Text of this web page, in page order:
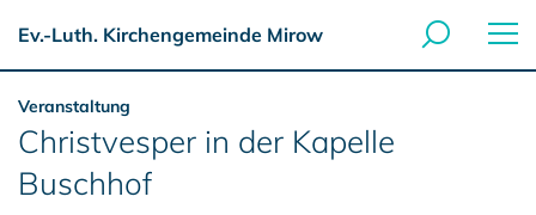
Ev.-Luth. Kirchengemeinde Mirow
Veranstaltung
Christvesper in der Kapelle
Buschhof